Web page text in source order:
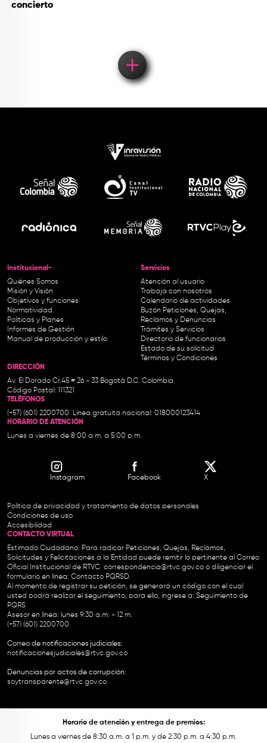
concierto
Institucional-
Quiénes Somos
Misión y Visión
Objetivos y funciones
Normatividad
Políticas y Planes
Informes de Gestión
Manual de producción y estilo
Servicios
Atención al usuario
Trabaja con nosotros
Calendario de actividades
Buzón Peticiones, Quejas,
Reclamos y Denuncias
Trámites y Servicios
Directorio de funcionarios
Estado de su solicitud
Términos y Condiciones
DIRECCIÓN
Av. El Dorado Cr.45 # 26 - 33 Bogotá D.C. Colombia.
Código Postal: 111321
TELÉFONOS
(+57) (601) 2200700. Línea gratuita nacional: 018000123414
HORARIO DE ATENCIÓN
Lunes a viernes de 8:00 a.m. a 5:00 p.m.
Instagram Facebook X
Política de privacidad y tratamiento de datos personales
Condiciones de uso
Accesibilidad
CONTACTO VIRTUAL
Estimado Ciudadano: Para radicar Peticiones, Quejas, Reclamos,
Solicitudes y Felicitaciones a la Entidad puede remitir lo pertinente al Correo
Oficial Institucional de RTVC correspondencia@rtvc.gov.co o diligenciar el
formulario en línea: Contacto PQRSD.
Al momento de registrar su petición, se generará un código con el cual
usted podrá realizar el seguimiento, para ello, ingrese a: Seguimiento de
PQRS
Asesor en línea: lunes 9:30 a.m. - 12 m.
(+57) (601) 2200700
Correo de notificaciones judiciales:
notificacionesjudiciales@rtvc.gov.co
Denuncias por actos de corrupción:
soytransparente@rtvc.gov.co
Horario de atención y entrega de premios:
Lunes a viernes de 8:30 a.m. a 1 p.m. y de 2:30 p.m. a 4:30 p.m.